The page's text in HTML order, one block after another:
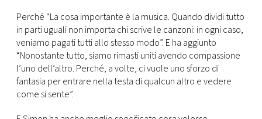
Perché “La cosa importante è la musica. Quando dividi tutto
in parti uguali non importa chi scrive le canzoni: in ogni caso,
veniamo pagati tutti allo stesso modo”. E ha aggiunto
“Nonostante tutto, siamo rimasti uniti avendo compassione
l’uno dell’altro. Perché, a volte, ci vuole uno sforzo di
fantasia per entrare nella testa di qualcun altro e vedere
come si sente”.